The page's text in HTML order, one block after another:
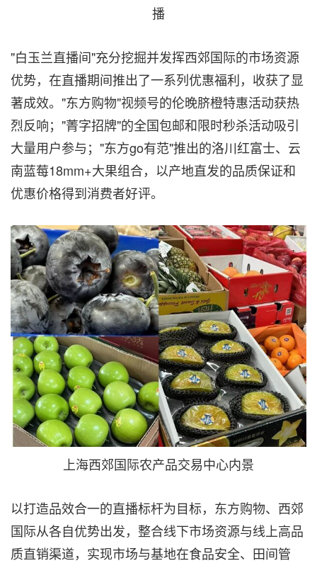
播
"白玉兰直播间"充分挖掘并发挥西郊国际的市场资源
优势，在直播期间推出了一系列优惠福利，收获了显
著成效。"东方购物"视频号的伦晚脐橙特惠活动获热
烈反响；"菁字招牌"的全国包邮和限时秒杀活动吸引
大量用户参与；"东方go有范"推出的洛川红富士、云
南蓝莓18mm+大果组合，以产地直发的品质保证和
优惠价格得到消费者好评。
上海西郊国际农产品交易中心内景
以打造品效合一的直播标杆为目标，东方购物、西郊
国际从各自优势出发，整合线下市场资源与线上高品
质直销渠道，实现市场与基地在食品安全、田间管